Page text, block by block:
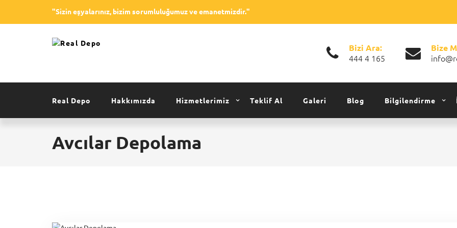
"Sizin eşyalarınız, bizim sorumluluğumuz ve emanetmizdir."
Bizi Ara:
444 4 165
Bize
Real Depo Hakkımızda Hizmetlerimiz Teklif Al Galeri Blog Bilgilendirme
Avcılar Depolama